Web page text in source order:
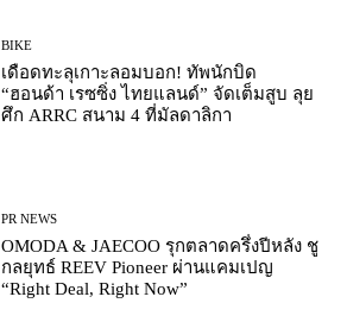
BIKE
เดือดทะลุเกาะลอมบอก! ทัพนักบิด
“ฮอนด้า เรซซิ่ง ไทยแลนด์” จัดเต็มสูบ ลุย
ศึก ARRC สนาม 4 ที่มัลดาลิกา
PR NEWS
OMODA & JAECOO รุกตลาดครึ่งปีหลัง ชู
กลยุทธ์ REEV Pioneer ผ่านแคมเปญ
“Right Deal, Right Now”